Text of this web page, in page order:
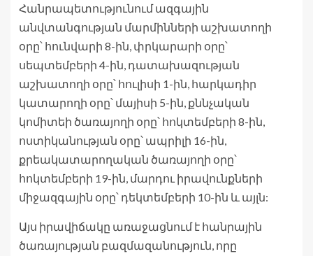
Հանրապետությունում ազգային
անվտանգության մարմինների աշխատողի
օրը՝ հունվարի 8-ին, փրկարարի օրը՝
սեպտեմբերի 4-ին, դատախազության
աշխատողի օրը՝ հուլիսի 1-ին, հարկադիր
կատարողի օրը՝ մայիսի 5-ին, քննչական
կոմիտեի ծառայողի օրը՝ հոկտեմբերի 8-ին,
ոստիկանության օրը՝ ապրիլի 16-ին,
քրեակատարողական ծառայողի օրը՝
հոկտեմբերի 19-ին, մարդու իրավունքների
միջազգային օրը՝ դեկտեմբերի 10-ին և այլն:
Այս իրավիճակը առաջացնում է հանրային
ծառայության բազմազանություն, որը